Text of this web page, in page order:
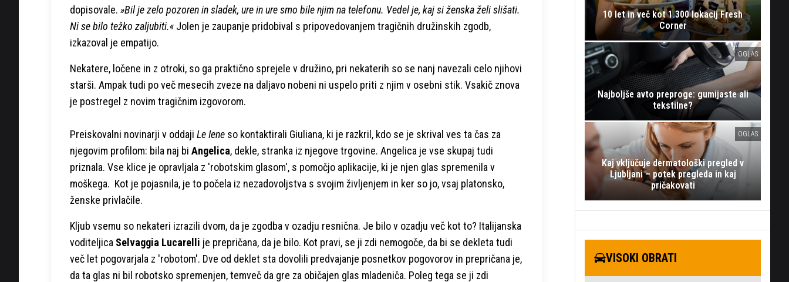
dopisovale. »Bil je zelo pozoren in sladek, ure in ure smo bile njim na telefonu. Vedel je, kaj si ženska želi slišati.
Ni se bilo težko zaljubiti.« Jolen je zaupanje pridobival s pripovedovanjem tragičnih družinskih zgodb,
izkazoval je empatijo.
Nekatere, ločene in z otroki, so ga praktično sprejele v družino, pri nekaterih so se nanj navezali celo njihovi
starši. Ampak tudi po več mesecih zveze na daljavo nobeni ni uspelo priti z njim v osebni stik. Vsakič znova
je postregel z novim tragičnim izgovorom.
Preiskovalni novinarji v oddaji Le Iene so kontaktirali Giuliana, ki je razkril, kdo se je skrival ves ta čas za
njegovim profilom: bila naj bi Angelica, dekle, stranka iz njegove trgovine. Angelica je vse skupaj tudi
priznala. Vse klice je opravljala z 'robotskim glasom', s pomočjo aplikacije, ki je njen glas spremenila v
moškega. Kot je pojasnila, je to počela iz nezadovoljstva s svojim življenjem in ker so jo, vsaj platonsko,
ženske privlačile.
Kljub vsemu so nekateri izrazili dvom, da je zgodba v ozadju resnična. Je bilo v ozadju več kot to? Italijanska
voditeljica Selvaggia Lucarelli je prepričana, da je bilo. Kot pravi, se ji zdi nemogoče, da bi se dekleta tudi
več let pogovarjala z 'robotom'. Dve od deklet sta dovolili predvajanje posnetkov pogovorov in prepričana je,
da ta glas ni bil robotsko spremenjen, temveč da gre za običajen glas mladeniča. Poleg tega se ji zdi
10 let in več kot 1.300 lokacij Fresh
Corner
OGLAS
Najboljše avto preproge: gumijaste ali
tekstilne?
OGLAS
Kaj vključuje dermatološki pregled v
Ljubljani – potek pregleda in kaj
pričakovati
VISOKI OBRATI